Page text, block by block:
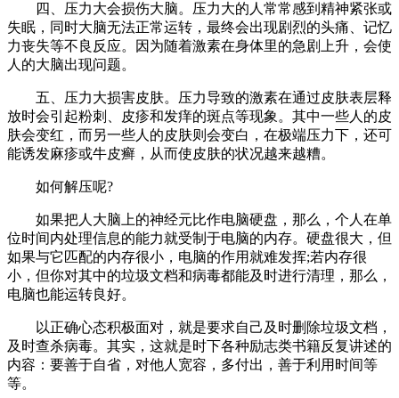
四、压力大会损伤大脑。压力大的人常常感到精神紧张或
失眠，同时大脑无法正常运转，最终会出现剧烈的头痛、记忆
力丧失等不良反应。因为随着激素在身体里的急剧上升，会使
人的大脑出现问题。
五、压力大损害皮肤。压力导致的激素在通过皮肤表层释
放时会引起粉刺、皮疹和发痒的斑点等现象。其中一些人的皮
肤会变红，而另一些人的皮肤则会变白，在极端压力下，还可
能诱发麻疹或牛皮癣，从而使皮肤的状况越来越糟。
如何解压呢?
如果把人大脑上的神经元比作电脑硬盘，那么，个人在单
位时间内处理信息的能力就受制于电脑的内存。硬盘很大，但
如果与它匹配的内存很小，电脑的作用就难发挥;若内存很
小，但你对其中的垃圾文档和病毒都能及时进行清理，那么，
电脑也能运转良好。
以正确心态积极面对，就是要求自己及时删除垃圾文档，
及时查杀病毒。其实，这就是时下各种励志类书籍反复讲述的
内容：要善于自省，对他人宽容，多付出，善于利用时间等
等。